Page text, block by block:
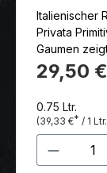
Italienischer
Privata
Gaumen
harmonisch
29,50 €
0.75 Ltr.
(39,33 €* / 1